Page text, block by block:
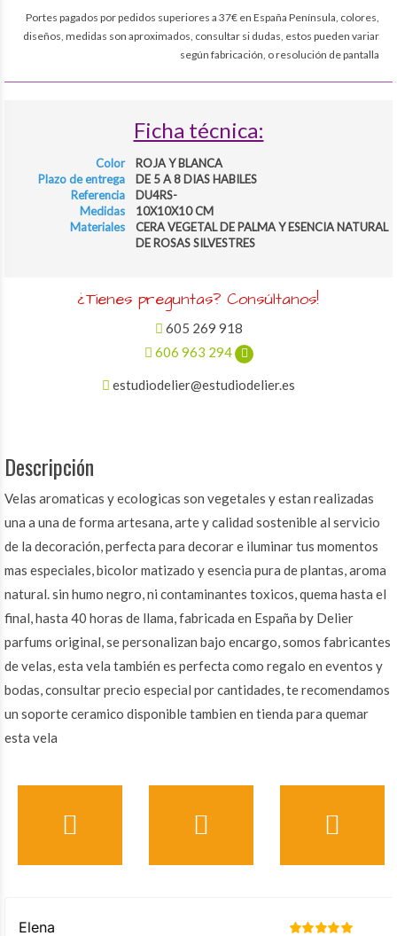
Portes pagados por pedidos superiores a 37€ en España Península, colores,
diseños, medidas son aproximados, consultar si dudas, estos pueden variar
según fabricación, o resolución de pantalla
Ficha técnica:
Color
ROJA Y BLANCA
Plazo de entrega
DE 5 A 8 DIAS HABILES
Referencia
DU4RS-
Medidas
10X10X10 CM
Materiales
CERA VEGETAL DE PALMA Y ESENCIA NATURAL
DE ROSAS SILVESTRES
¿Tienes preguntas? Consúltanos!
605 269 918
606 963 294
estudiodelier@estudiodelier.es
Descripción
Velas aromaticas y ecologicas son vegetales y estan realizadas
una a una de forma artesana, arte y calidad sostenible al servicio
de la decoración, perfecta para decorar e iluminar tus momentos
mas especiales, bicolor matizado y esencia pura de plantas, aroma
natural. sin humo negro, ni contaminantes toxicos, quema hasta el
final, hasta 40 horas de llama, fabricada en España by Delier
parfums original, se personalizan bajo encargo, somos fabricantes
de velas, esta vela también es perfecta como regalo en eventos y
bodas, consultar precio especial por cantidades, te recomendamos
un soporte ceramico disponible tambien en tienda para quemar
esta vela